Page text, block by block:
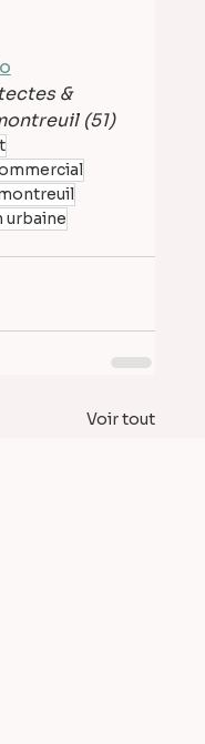
&
(51)
urbaine
Voir tout